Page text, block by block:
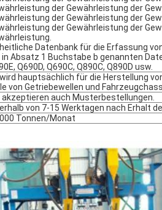
der Gewährleistung der
der Gewährleistung der
der Gewährleistung der
Datenbank für die Erfassung
in Absatz 1 Buchstabe b genannten
Q690D, Q690C, Q890C, Q890D usw.
hauptsächlich für die Herstellung
von Getriebewellen und
akzeptieren auch Musterbestellungen.
von 7-15 Werktagen nach Erhalt
Tonnen/Monat